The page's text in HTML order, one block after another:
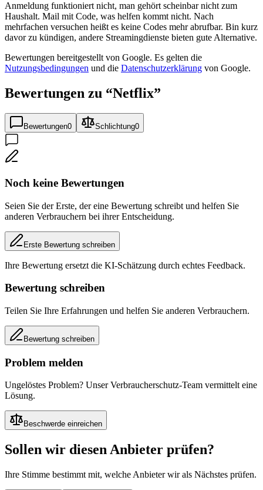
Anmeldung funktioniert nicht, man gehört scheinbar nicht zum
Haushalt. Mail mit Code, was helfen kommt nicht. Nach
mehrfachen versuchen heißt es keine Codes mehr abrufbar. Bin kurz
davor zu kündigen, andere Streamingdienste bieten gute Alternative.
Bewertungen bereitgestellt von Google. Es gelten die
Nutzungsbedingungen und die Datenschutzerklärung von Google.
Bewertungen zu “Netflix”
Bewertungen0 Schlichtung0
Noch keine Bewertungen
Seien Sie der Erste, der eine Bewertung schreibt und helfen Sie
anderen Verbrauchern bei ihrer Entscheidung.
Erste Bewertung schreiben
Ihre Bewertung ersetzt die KI-Schätzung durch echtes Feedback.
Bewertung schreiben
Teilen Sie Ihre Erfahrungen und helfen Sie anderen Verbrauchern.
Bewertung schreiben
Problem melden
Ungelöstes Problem? Unser Verbraucherschutz-Team vermittelt eine
Lösung.
Beschwerde einreichen
Sollen wir diesen Anbieter prüfen?
Ihre Stimme bestimmt mit, welche Anbieter wir als Nächstes prüfen.